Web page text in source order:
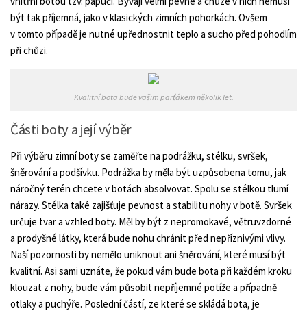
být tak příjemná, jako v klasických zimních pohorkách. Ovšem
v tomto případě je nutné upřednostnit teplo a sucho před pohodlím
při chůzi.
Kvalitní bota bude vašim parťákem několik let.
Části boty a její výběr
Při výběru zimní boty se zaměřte na podrážku, stélku, svršek,
šněrování a podšívku. Podrážka by měla být uzpůsobena tomu, jak
náročný terén chcete v botách absolvovat. Spolu se stélkou tlumí
nárazy. Stélka také zajišťuje pevnost a stabilitu nohy v botě. Svršek
určuje tvar a vzhled boty. Měl by být z nepromokavé, větruvzdorné
a prodyšné látky, která bude nohu chránit před nepříznivými vlivy.
Naší pozornosti by nemělo uniknout ani šněrování, které musí být
kvalitní. Asi sami uznáte, že pokud vám bude bota při každém kroku
klouzat z nohy, bude vám působit nepříjemné potíže a případně
otlaky a puchýře. Poslední částí, ze které se skládá bota, je